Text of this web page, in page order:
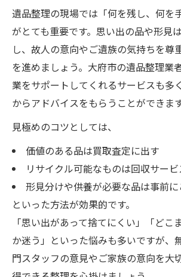
遺品整理の現場では「何を残し、何を
がとても重要です。思い出の品や形見
し、故人の意向やご遺族の気持ちを尊
を進めましょう。大府市の遺品整理業
業をサポートしてくれるサービスも多
からアドバイスをもらうことができます
見極めのコツとしては、
価値のある品は買取査定に出す
リサイクル可能なものは回収サー
形見分けや供養が必要な品は事前
といった方法が効果的です。
「思い出があって捨てにくい」「どこ
か迷う」といった悩みも多いですが、
門スタッフの意見やご家族の意向を大